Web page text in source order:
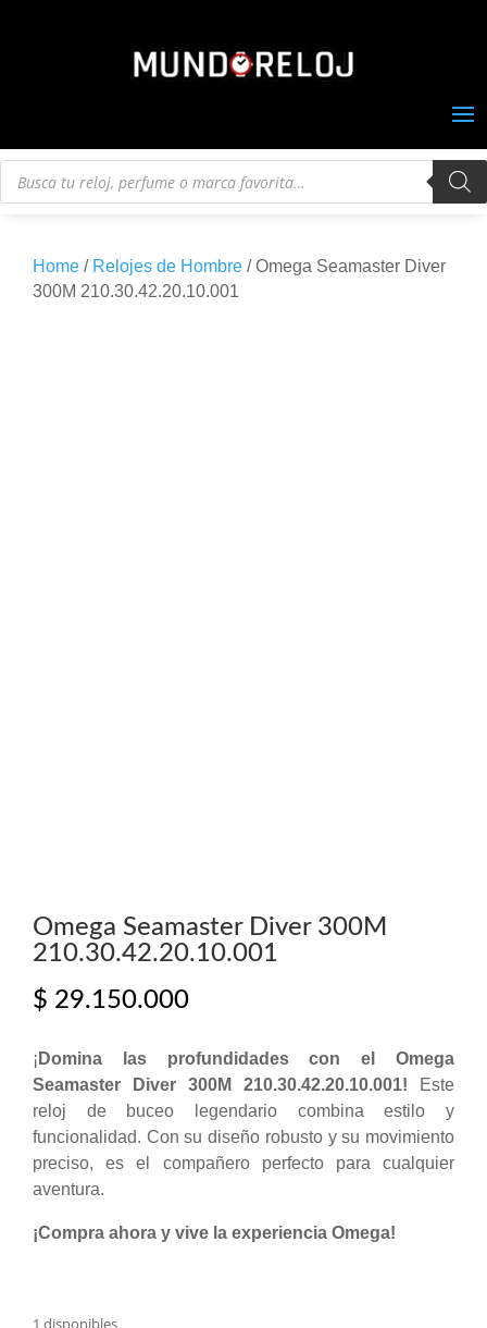
Búsqueda
Home / Relojes de Hombre / Omega Seamaster Diver
300M 210.30.42.20.10.001
Omega Seamaster Diver 300M
210.30.42.20.10.001
$ 29.150.000
¡ Domina las profundidades con el Omega
Seamaster Diver 300M 210.30.42.20.10.001! Este
reloj de buceo legendario combina estilo y
funcionalidad. Con su diseño robusto y su movimiento
preciso, es el compañero perfecto para cualquier
aventura.
¡Compra ahora y vive la experiencia Omega!
1 disponibles